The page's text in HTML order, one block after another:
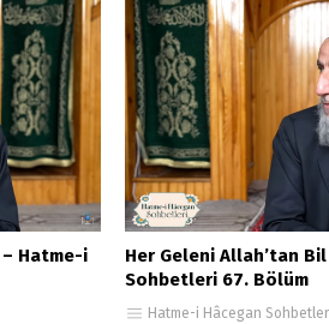
– Hatme-i
Her Geleni Allah’tan
Sohbetleri 67. Bölüm
Hatme-i Hâcegan